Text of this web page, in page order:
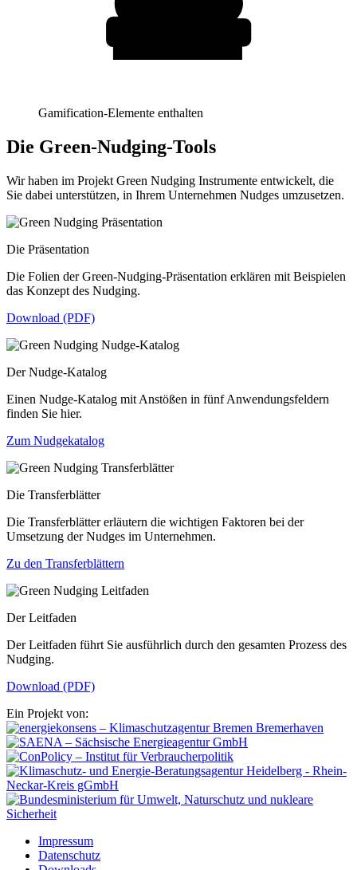
Gamification-Elemente enthalten
Die Green-Nudging-Tools
Wir haben im Projekt Green Nudging Instrumente entwickelt, die
Sie dabei unterstützen, in Ihrem Unternehmen Nudges umzusetzen.
Die Präsentation
Die Folien der Green-Nudging-Präsentation erklären mit Beispielen
das Konzept des Nudging.
Download (PDF)
Der Nudge-Katalog
Einen Nudge-Katalog mit Anstößen in fünf Anwendungsfeldern
finden Sie hier.
Zum Nudgekatalog
Die Transferblätter
Die Transferblätter erläutern die wichtigen Faktoren bei der
Umsetzung der Nudges im Unternehmen.
Zu den Transferblättern
Der Leitfaden
Der Leitfaden führt Sie ausführlich durch den gesamten Prozess des
Nudging.
Download (PDF)
Ein Projekt von:
Impressum
Datenschutz